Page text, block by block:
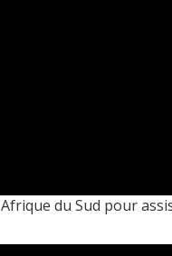
du Sud pour